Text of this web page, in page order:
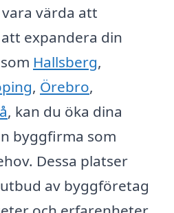
värda att
expandera din
Hallsberg,
, Örebro,
, kan du öka dina
byggfirma som
Dessa platser
av byggföretag